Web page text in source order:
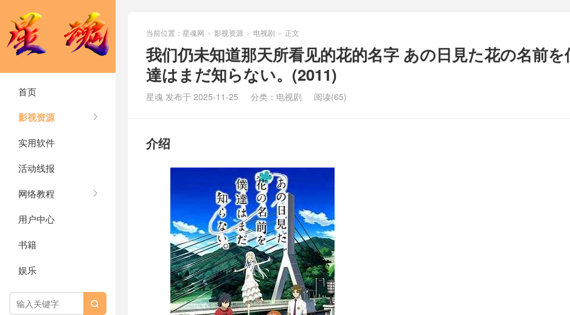
首页
影视资源
实用软件
活动线报
网络教程
用户中心
书籍
娱乐

当前位置： 星魂网 > 影视资源 > 电视剧 > 正文
我们仍未知道那天所看见的花的名字 あの日見た花の名前を
達はまだ知らない。(2011)
星魂 发布于 2025-11-25 分类： 电视剧 阅读(65)
介绍